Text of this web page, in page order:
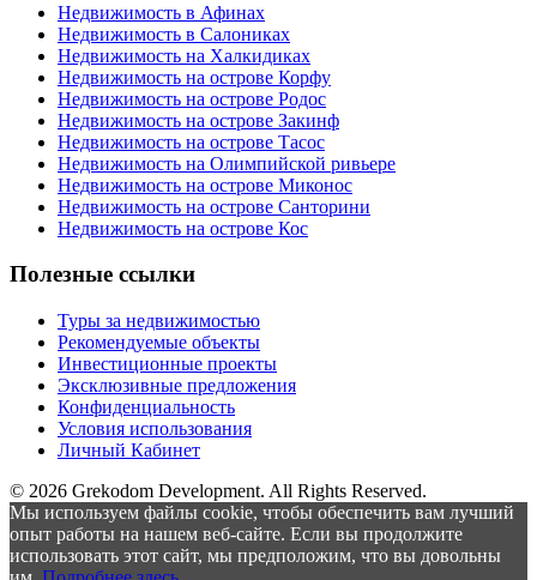
Недвижимость в Афинах
Недвижимость в Салониках
Недвижимость на Халкидиках
Недвижимость на острове Корфу
Недвижимость на острове Родос
Недвижимость на острове Закинф
Недвижимость на острове Тасос
Недвижимость на Олимпийской ривьере
Недвижимость на острове Миконос
Недвижимость на острове Санторини
Недвижимость на острове Кос
Полезные ссылки
Туры за недвижимостью
Рекомендуемые объекты
Инвестиционные проекты
Эксклюзивные предложения
Конфиденциальность
Условия использования
Личный Кабинет
© 2026 Grekodom Development. All Rights Reserved.
Мы используем файлы cookie, чтобы обеспечить вам лучший
опыт работы на нашем веб-сайте. Если вы продолжите
использовать этот сайт, мы предположим, что вы довольны